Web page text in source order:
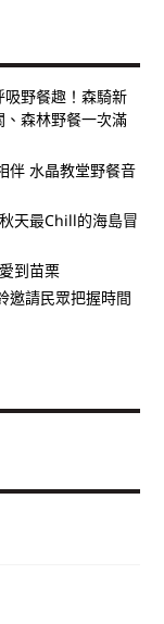
吸野餐趣！森騎新
森林野餐一次滿
伴 水晶教堂野餐音
天最Chill的海島冒
到苗栗
邀請民眾把握時間